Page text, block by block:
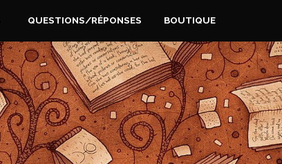
QUESTIONS/RÉPONSES BOUTIQUE